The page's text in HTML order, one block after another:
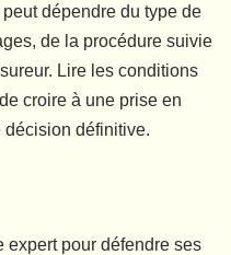
dépendre du type de
de la procédure suivie
Lire les conditions
croire à une prise en
décision définitive.
expert pour défendre ses